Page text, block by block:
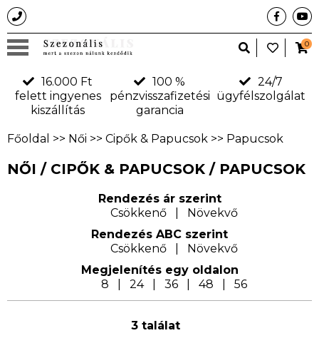
0
16.000 Ft
felett ingyenes
kiszállítás
100 %
pénzvisszafizetési
garancia
24/7
ügyfélszolgálat
Főoldal >> Női >> Cipők & Papucsok >> Papucsok
NŐI / CIPŐK & PAPUCSOK / PAPUCSOK
Rendezés ár szerint
Csökkenő
Növekvő
Rendezés ABC szerint
Csökkenő
Növekvő
Megjelení­tés egy oldalon
8
24| 36 48 56
3 találat